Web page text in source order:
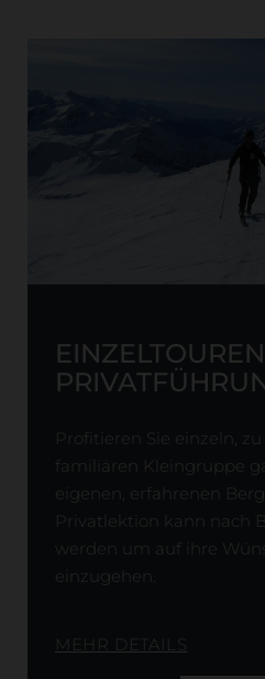
Profitieren Sie einzeln,
familiären Kleingruppe
eigenen, erfahrenen
Privatlektion kann nach
werden um auf ihre
einzugehen.
MEHR DETAILS